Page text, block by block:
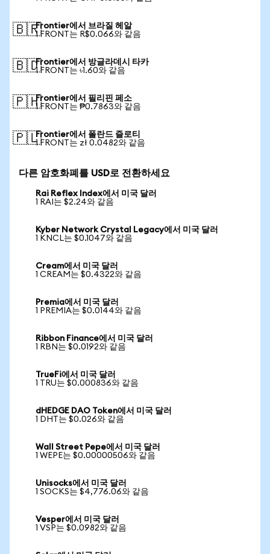
🇧🇷Frontier에서 브라질 헤알
1 FRONT는 R$0.066와 같음
🇧🇩Frontier에서 방글라데시 타카
1 FRONT는 ৳1.60와 같음
🇵🇭Frontier에서 필리핀 페소
1 FRONT는 ₱0.7863와 같음
🇵🇱Frontier에서 폴란드 즐로티
1 FRONT는 zł 0.0482와 같음
다른 암호화폐를 USD로 전환하세요
Rai Reflex Index에서 미국 달러
1 RAI는 $2.24와 같음
Kyber Network Crystal Legacy에서 미국 달러
1 KNCL는 $0.1047와 같음
Cream에서 미국 달러
1 CREAM는 $0.4322와 같음
Premia에서 미국 달러
1 PREMIA는 $0.0144와 같음
Ribbon Finance에서 미국 달러
1 RBN는 $0.0192와 같음
TrueFi에서 미국 달러
1 TRU는 $0.000836와 같음
dHEDGE DAO Token에서 미국 달러
1 DHT는 $0.026와 같음
Wall Street Pepe에서 미국 달러
1 WEPE는 $0.00000506와 같음
Unisocks에서 미국 달러
1 SOCKS는 $4,776.06와 같음
Vesper에서 미국 달러
1 VSP는 $0.0982와 같음